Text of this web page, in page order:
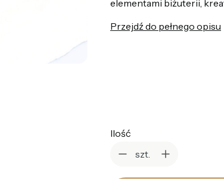
elementami biżuterii,
Przejdź do pełnego opisu
Ilość
szt.